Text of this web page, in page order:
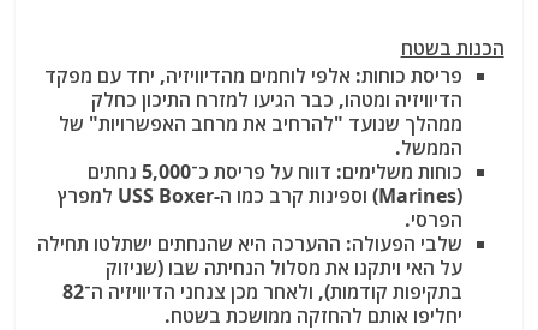
הכנות בשטח
פריסת כוחות: אלפי לוחמים מהדיוויזיה, יחד עם מפקד
הדיוויזיה ומטהו, כבר הגיעו למזרח התיכון כחלק
ממהלך שנועד "להרחיב את מרחב האפשרויות" של
הממשל.
כוחות משלימים:
דווח על פריסת כ־5,000 נחתים
(Marines)
וספינות קרב כמו ה-USS Boxer למפרץ
הפרסי.
שלבי הפעולה: ההערכה היא שהנחתים ישתלטו תחילה
על האי ויתקנו את מסלול הנחיתה שבו (שניזוק
בתקיפות קודמות), ולאחר מכן צנחני הדיוויזיה ה־82
יחליפו אותם להחזקה ממושכת בשטח.